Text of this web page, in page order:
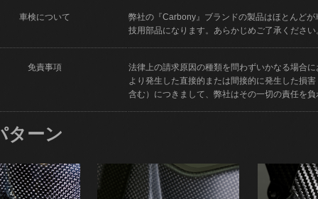
車検について
弊社の『Carbony』ブランドの製品はほとんど
技用部品になります。あらかじめご了承ください
免責事項
法律上の請求原因の種類を問わずいかなる場合
より発生した直接的または間接的に発生した損
含む）につきまして、弊社はその一切の責任を
ターン